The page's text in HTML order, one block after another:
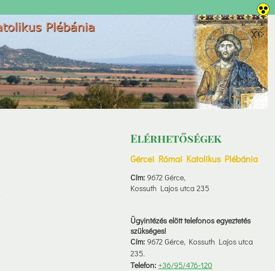
Elérhetőségek
Gércei Római Katolikus Plébánia
Cím:9672 Gérce,
Kossuth Lajos utca 235
Ügyintézés elött telefonos egyeztetés
szükséges!
Cím:9672 Gérce, Kossuth Lajos utca
235.
Telefon:+36/95/476-120